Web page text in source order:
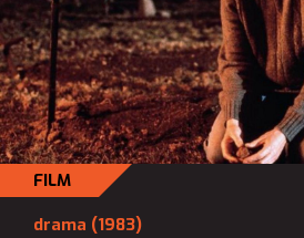
FILM
drama (1983)